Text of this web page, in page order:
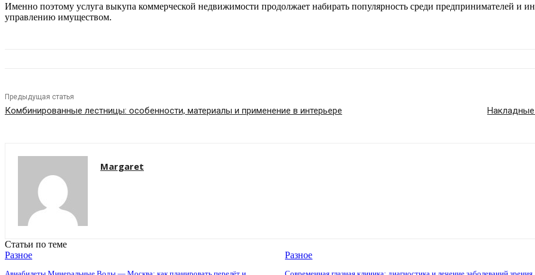
Именно поэтому услуга выкупа коммерческой недвижимости продолжает набирать популярность среди предпринимателей и
управлению имуществом.
Предыдущая статья
Комбинированные лестницы: особенности, материалы и применение в интерьере
Margaret
Статьи по теме
Разное
Разное